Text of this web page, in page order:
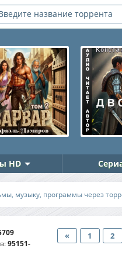
HD
музыку, программы через
:95151-
« 1 2